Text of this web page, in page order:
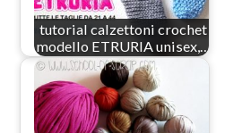
tutorial calzettoni crochet
modello ETRURIA unisex,…